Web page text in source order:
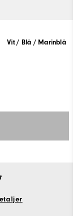
Vit / Blå / Marinblå